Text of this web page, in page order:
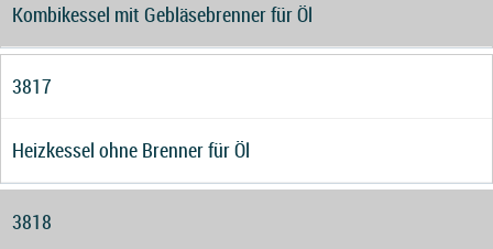
Kombikessel mit Gebläsebrenner für Öl
3817
Heizkessel ohne Brenner für Öl
3818